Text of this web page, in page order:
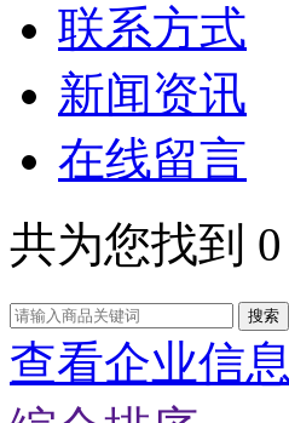
联系方式
新闻资讯
在线留言
共为您找到 0
搜索
查看企业信息